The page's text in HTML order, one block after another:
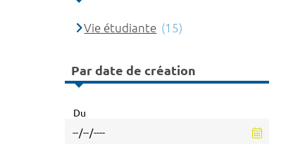
Vie étudiante (15)
Par date de création
Du